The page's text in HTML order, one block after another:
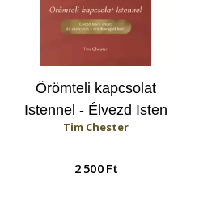
Örömteli kapcsolat
Istennel - Élvezd Isten
erejét és szeretetét a
Tim Chester
2 500 Ft